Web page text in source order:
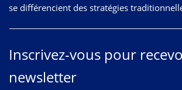
se différencient des stratégies
Inscrivez-vous pour
newsletter